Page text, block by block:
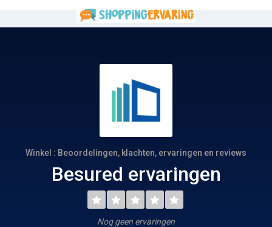
Winkel : Beoordelingen, klachten, ervaringen en reviews
Besured ervaringen
Nog geen ervaringen